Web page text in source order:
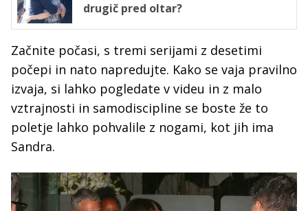
drugič pred oltar?
Začnite počasi, s tremi serijami z desetimi
počepi in nato napredujte. Kako se vaja pravilno
izvaja, si lahko pogledate v videu in z malo
vztrajnosti in samodiscipline se boste že to
poletje lahko pohvalile z nogami, kot jih ima
Sandra.